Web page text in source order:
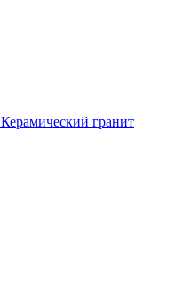
Керамический гранит